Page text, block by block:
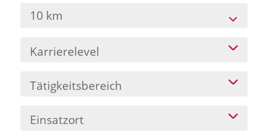
News Archiv
10 km
Karrierelevel
Tätigkeitsbereich
Einsatzort